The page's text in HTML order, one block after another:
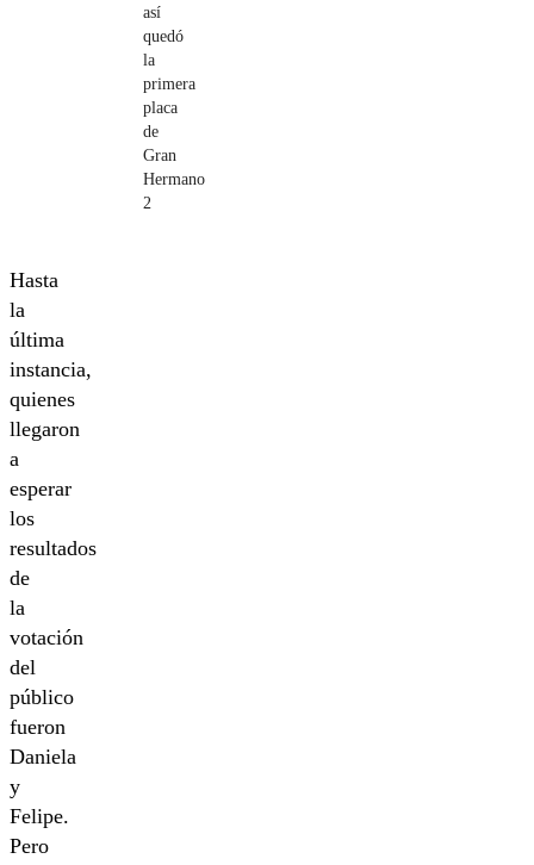
así
quedó
la
primera
placa
de
Gran
Hermano
2
Hasta
la
última
instancia,
quienes
llegaron
a
esperar
los
resultados
de
la
votación
del
público
fueron
Daniela
y
Felipe.
Pero